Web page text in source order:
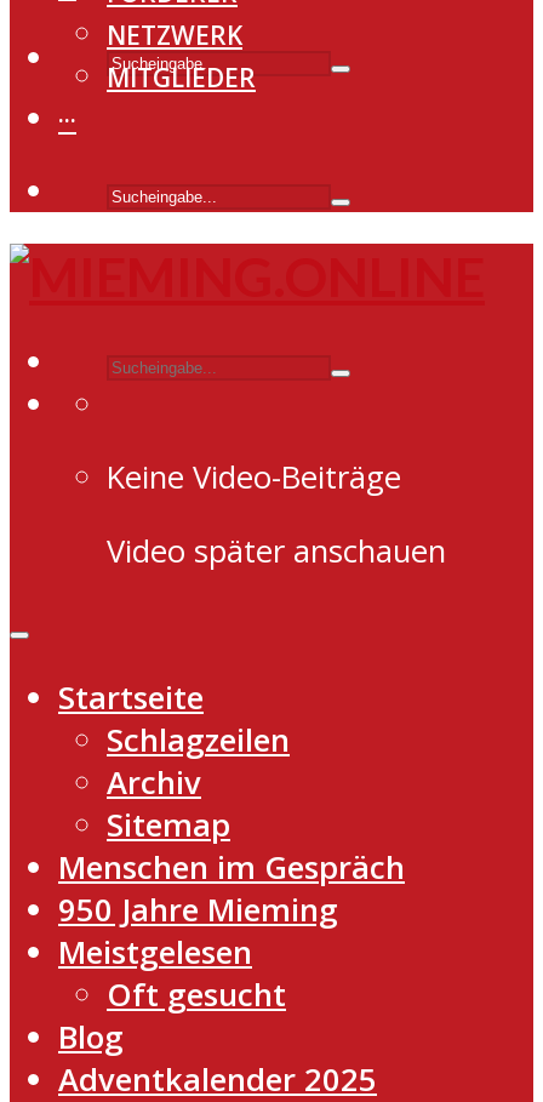
NETZWERK
MITGLIEDER
···
Keine Video-Beiträge
Video später anschauen
Startseite
Schlagzeilen
Archiv
Sitemap
Menschen im Gespräch
950 Jahre Mieming
Meistgelesen
Oft gesucht
Blog
Adventkalender 2025